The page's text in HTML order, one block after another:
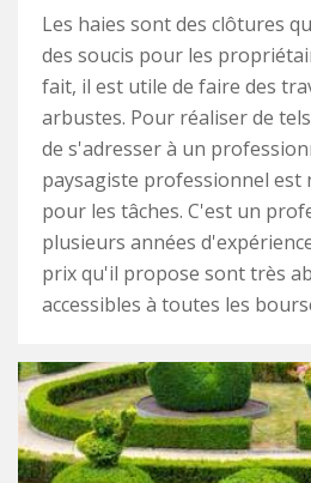
Les haies sont des clôtures
des soucis pour les
fait, il est utile de faire des
arbustes. Pour réaliser de
de s'adresser à un
paysagiste professionnel est
pour les tâches. C'est un
plusieurs années
prix qu'il propose sont très
accessibles à toutes les